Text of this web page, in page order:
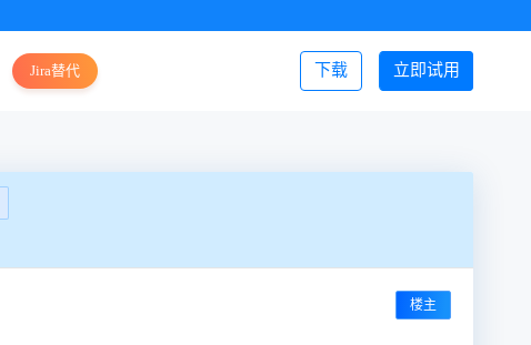
立即试用
下载
Jira替代 登录/注册
楼主